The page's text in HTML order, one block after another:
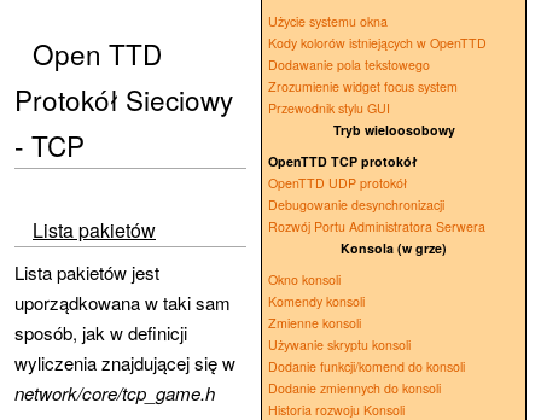
Użycie systemu okna
Kody kolorów istniejących w OpenTTD
Dodawanie pola tekstowego
Zrozumienie widget focus system
Przewodnik stylu GUI
Tryb wieloosobowy
OpenTTD TCP protokół
OpenTTD UDP protokół
Debugowanie desynchronizacji
Rozwój Portu Administratora Serwera
Konsola (w grze)
Okno konsoli
Komendy konsoli
Zmienne konsoli
Używanie skryptu konsoli
Dodanie funkcji/komend do konsoli
Dodanie zmiennych do konsoli
Historia rozwoju Konsoli
Open TTD
Protokół Sieciowy
- TCP
Lista pakietów
Lista pakietów jest
uporządkowana w taki sam
sposób, jak w definicji
wyliczenia znajdującej się w
network/core/tcp_game.h